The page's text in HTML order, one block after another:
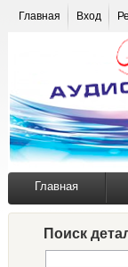
Главная Вход
Главная
Поиск